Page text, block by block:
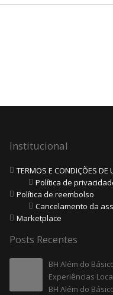
Institucional
TERMOS E CONDIÇÕES DE
Política de
Política de reembolso
Cancelamento da
Marketplace
Posts Recentes
BH Além do
Experiências
BH Além do